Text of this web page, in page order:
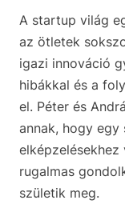
A startup világ
az ötletek
igazi innováció
hibákkal és a
el. Péter és
annak, hogy egy
elképzelésekhez
rugalmas
születik meg.